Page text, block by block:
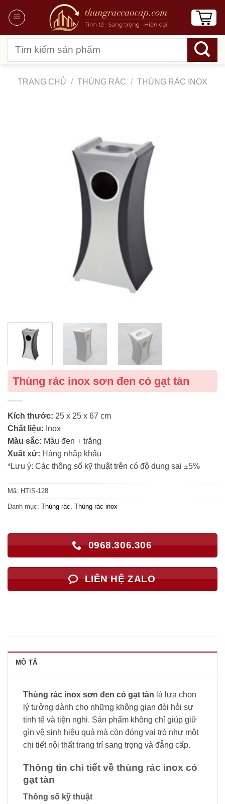
đến
kiếm:
TRANG CHỦ / THÙNG RÁC / THÙNG RÁC INOX
Thùng rác inox sơn đen có gạt tàn
Kích thước: 25 x 25 x 67 cm
Chất liệu: Inox
Màu sắc: Màu đen + trắng
Xuất xứ: Hàng nhập khẩu
*Lưu ý: Các thông số kỹ thuật trên có độ dung sai ±5%
Mã: HTIS-128
Danh mục: Thùng rác Thùng rác inox
0968.306.306
LIÊN HỆ ZALO
MÔ TẢ
Thùng rác inox sơn đen có gạt tàn là lựa chọn
lý tưởng dành cho những không gian đòi hỏi sự
tinh tế và tiện nghi. Sản phẩm không chỉ giúp giữ
gìn vệ sinh hiệu quả mà còn đóng vai trò như một
chi tiết nội thất trang trí sang trọng và đẳng cấp.
Thông tin chi tiết về thùng rác inox có
gạt tàn
Thông số kỹ thuật